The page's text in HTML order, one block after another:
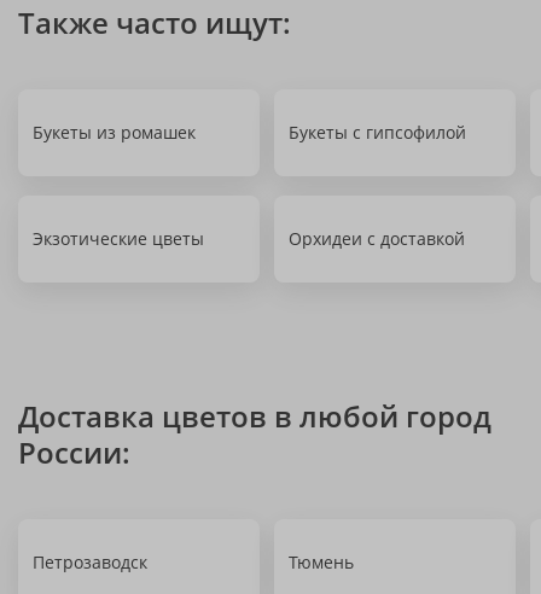
Также часто ищут:
Букеты из ромашек Букеты с гипсофилой
Экзотические цветы Орхидеи с доставкой
Доставка цветов в любой город
России:
Петрозаводск Тюмень